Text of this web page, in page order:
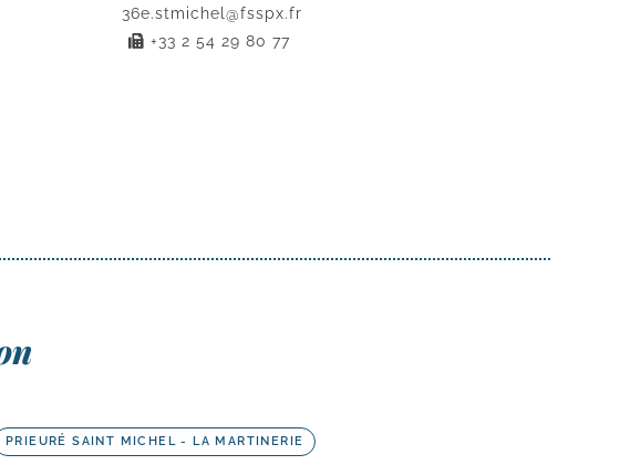
36e.stmichel@fsspx.fr
+33 2 54 29 80 77
PRIEURÉ SAINT MICHEL - LA MARTINERIE